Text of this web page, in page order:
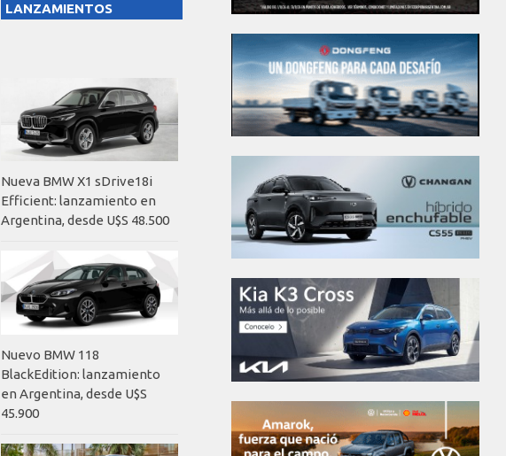
LANZAMIENTOS
Nueva BMW X1 sDrive18i
Efficient: lanzamiento en
Argentina, desde U$S 48.500
Nuevo BMW 118
BlackEdition: lanzamiento
en Argentina, desde U$S
45.900